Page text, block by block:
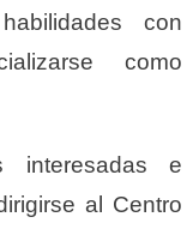
con
como
e
al Centro